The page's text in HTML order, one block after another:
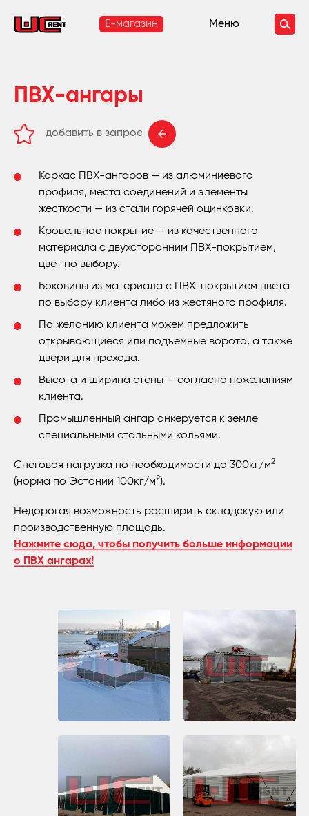
E-магазин Меню
ПВХ-ангары
добавить в запрос
Каркас ПВХ-ангаров — из алюминиевого
профиля, места соединений и элементы
жесткости — из стали горячей оцинковки.
Кровельное покрытие — из качественного
материала с двухсторонним ПВХ-покрытием,
цвет по выбору.
Боковины из материала с ПВХ-покрытием цвета
по выбору клиента либо из жестяного профиля.
По желанию клиента можем предложить
открывающиеся или подъемные ворота, а также
двери для прохода.
Высота и ширина стены — согласно пожеланиям
клиента.
Промышленный ангар анкеруется к земле
специальными стальными кольями.
Снеговая нагрузка по необходимости до 300кг/м2
(норма по Эстонии 100кг/м2).
Недорогая возможность расширить складскую или
производственную площадь.
Нажмите сюда, чтобы получить больше информации
о ПВХ ангарах!